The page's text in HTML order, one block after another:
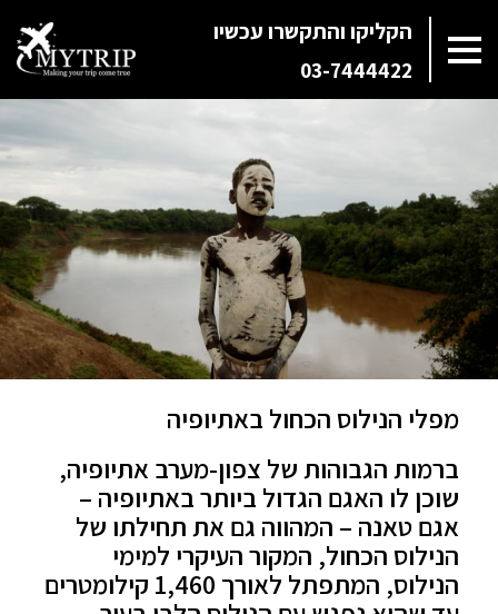
הקליקו והתקשרו עכשיו
03-7444422
מפלי הנילוס הכחול באתיופיה
ברמות הגבוהות של צפון-מערב אתיופיה,
שוכן לו האגם הגדול ביותר באתיופיה –
אגם טאנה – המהווה גם את תחילתו של
הנילוס הכחול, המקור העיקרי למימי
הנילוס, המתפתל לאורך 1,460 קילומטרים